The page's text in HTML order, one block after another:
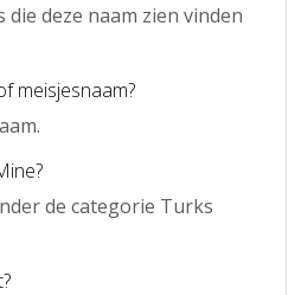
deze naam zien vinden
meisjesnaam?
de categorie Turks